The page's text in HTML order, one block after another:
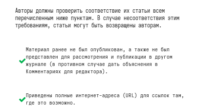
Авторы должны проверить соответствие их статьи всем
перечисленным ниже пунктам. В случае несоответствия этим
требованиям, статьи могут быть возвращены авторам.
Материал ранее не был опубликован, а также не был
представлен для рассмотрения и публикации в другом
журнале (в противном случае дать объяснения в
Комментариях для редактора).
Приведены полные интернет-адреса (URL) для ссылок там,
где это возможно.